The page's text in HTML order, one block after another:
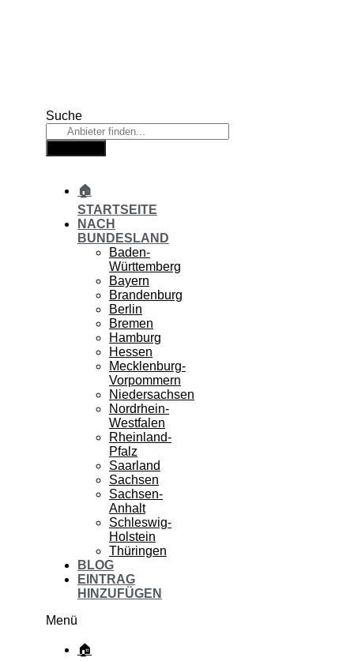
Suche
🏠
STARTSEITE
NACH
BUNDESLAND
Baden-
Württemberg
Bayern
Brandenburg
Berlin
Bremen
Hamburg
Hessen
Mecklenburg-
Vorpommern
Niedersachsen
Nordrhein-
Westfalen
Rheinland-
Pfalz
Saarland
Sachsen
Sachsen-
Anhalt
Schleswig-
Holstein
Thüringen
BLOG
EINTRAG
HINZUFÜGEN
Menü
🏠